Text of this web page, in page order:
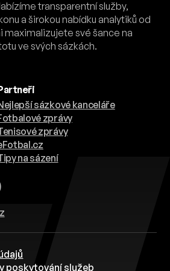
transparentní služby,
a širokou nabídku analytiků od
maximalizujete své šance na
ve svých sázkách.
sázkové kanceláře
zprávy
zprávy
na sázení
poskytování služeb